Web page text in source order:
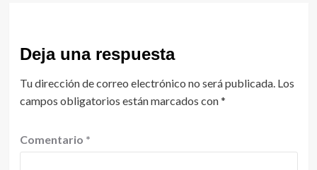
Deja una respuesta
Tu dirección de correo electrónico no será publicada. Los
campos obligatorios están marcados con*
Comentario *